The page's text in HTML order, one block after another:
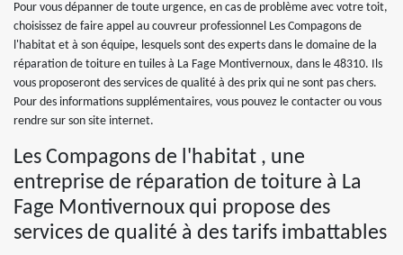
Pour vous dépanner de toute urgence, en cas de problème avec votre toit,
choisissez de faire appel au couvreur professionnel Les Compagons de
l'habitat et à son équipe, lesquels sont des experts dans le domaine de la
réparation de toiture en tuiles à La Fage Montivernoux, dans le 48310. Ils
vous proposeront des services de qualité à des prix qui ne sont pas chers.
Pour des informations supplémentaires, vous pouvez le contacter ou vous
rendre sur son site internet.
Les Compagons de l'habitat , une
entreprise de réparation de toiture à La
Fage Montivernoux qui propose des
services de qualité à des tarifs imbattables